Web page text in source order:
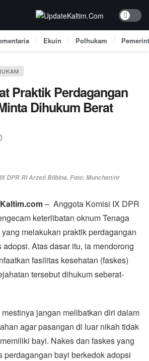
Ekuin Polhukam
Praktik Perdagangan
Dihukum Berat
DPR RI Arzeti Bilbina. Foto: Munchen/nr
– Anggota Komisi IX DPR
keterlibatan oknum Tenaga
melakukan praktik perdagangan
Atas dasar itu, ia mendorong
fasilitas kesehatan (faskes)
tersebut dihukum seberat-
mestinya jangan melibatkan diri dalam
agar pasangan di luar nikah tidak
bayi. Nakes dan faskes yang
perdagangan bayi berkedok adopsi